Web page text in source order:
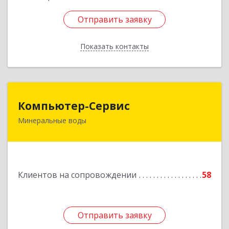
Отправить заявку
Показать контакты
Отправить заявку
Назад
Компьютер-Сервис
Минеральные воды
Клиентов на сопровождении 58
Отправить заявку
357202, Ставропольский край, Минеральные
Отправить заявку